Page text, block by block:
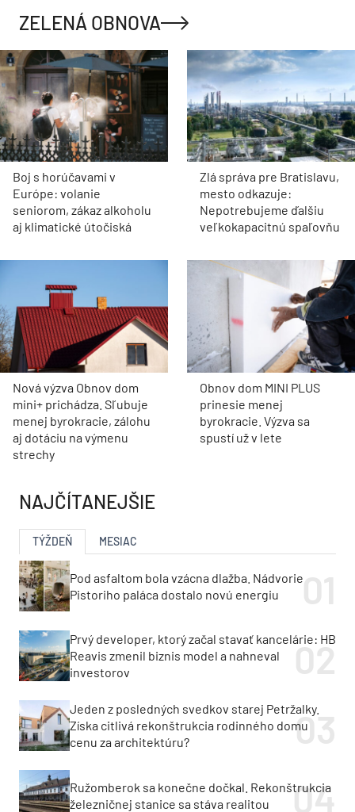
ZELENÁ OBNOVA
Boj s horúčavami v
Európe: volanie
seniorom, zákaz alkoholu
aj klimatické útočiská
Zlá správa pre Bratislavu,
mesto odkazuje:
Nepotrebujeme ďalšiu
veľkokapacitnú spaľovňu
Nová výzva Obnov dom
mini+ prichádza. Sľubuje
menej byrokracie, zálohu
aj dotáciu na výmenu
strechy
Obnov dom MINI PLUS
prinesie menej
byrokracie. Výzva sa
spustí už v lete
NAJČÍTANEJŠIE
TÝŽDEŇ MESIAC
Pod asfaltom bola vzácna dlažba. Nádvorie
Pistoriho paláca dostalo novú energiu
Prvý developer, ktorý začal stavať kancelárie: HB
Reavis zmenil biznis model a nahneval
investorov
Jeden z posledných svedkov starej Petržalky.
Získa citlivá rekonštrukcia rodinného domu
cenu za architektúru?
Ružomberok sa konečne dočkal. Rekonštrukcia
železničnej stanice sa stáva realitou